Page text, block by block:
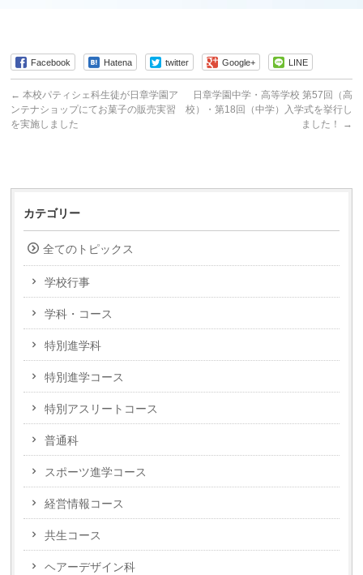
Facebook Hatena twitter Google+ LINE
← 本校パティシェ科生徒が日章学園ア
ンテナショップにてお菓子の販売実習
を実施しました
日章学園中学・高等学校 第57回（高
校）・第18回（中学）入学式を挙行し
ました！
→
カテゴリー
全てのトピックス
学校行事
学科・コース
特別進学科
特別進学コース
特別アスリートコース
普通科
スポーツ進学コース
経営情報コース
共生コース
ヘアーデザイン科